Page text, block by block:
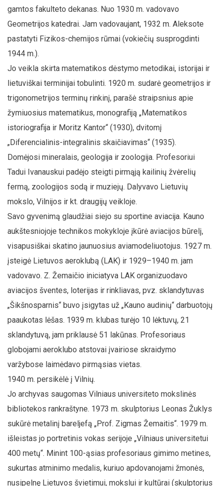
gamtos fakulteto dekanas. Nuo 1930 m. vadovavo
Geometrijos katedrai. Jam vadovaujant, 1932 m. Aleksote
pastatyti Fizikos-chemijos rūmai (vokiečių susprogdinti
1944 m.).
Jo veikla skirta matematikos dėstymo metodikai, istorijai ir
lietuviškai terminijai tobulinti. 1920 m. sudarė geometrijos ir
trigonometrijos terminų rinkinį, parašė straipsnius apie
žymiuosius matematikus, monografiją „Matematikos
istoriografija ir Moritz Kantor“ (1930), dvitomį
„Diferencialinis-integralinis skaičiavimas“ (1935).
Domėjosi mineralais, geologija ir zoologija. Profesoriui
Tadui Ivanauskui padėjo steigti pirmąją kailinių žvėrelių
fermą, zoologijos sodą ir muziejų. Dalyvavo Lietuvių
mokslo, Vilnijos ir kt. draugijų veikloje.
Savo gyvenimą glaudžiai siejo su sportine aviacija. Kauno
aukštesniojoje technikos mokykloje įkūrė aviacijos būrelį,
visapusiškai skatino jaunuosius aviamodeliuotojus. 1927 m.
įsteigė Lietuvos aeroklubą (LAK) ir 1929–1940 m. jam
vadovavo. Z. Žemaičio iniciatyva LAK organizuodavo
aviacijos šventes, loterijas ir rinkliavas, pvz. sklandytuvas
„Šikšnosparnis“ buvo įsigytas už „Kauno audinių“ darbuotojų
paaukotas lėšas. 1939 m. klubas turėjo 10 lėktuvų, 21
sklandytuvą, jam priklausė 51 lakūnas. Profesoriaus
globojami aeroklubo atstovai įvairiose skraidymo
varžybose laimėdavo pirmąsias vietas.
1940 m. persikėlė į Vilnių.
Jo archyvas saugomas Vilniaus universiteto mokslinės
bibliotekos rankraštyne. 1973 m. skulptorius Leonas Žuklys
sukūrė metalinį bareljefą „Prof. Zigmas Žemaitis“. 1979 m.
išleistas jo portretinis vokas serijoje „Vilniaus universitetui
400 metų“. Minint 100-ąsias profesoriaus gimimo metines,
sukurtas atminimo medalis, kuriuo apdovanojami žmonės,
nusipelnę Lietuvos švietimui, mokslui ir kultūrai (skulptorius